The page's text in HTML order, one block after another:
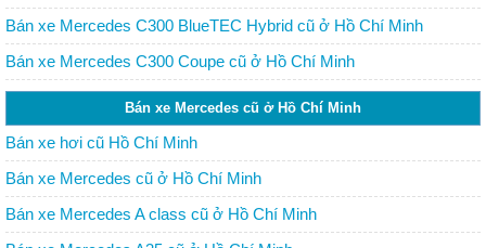
Chí Minh
Bán xe Mercedes C300 BlueTEC Hybrid cũ ở Hồ Chí Minh
Bán xe Mercedes C300 Coupe cũ ở Hồ Chí Minh
Bán xe Mercedes cũ ở Hồ Chí Minh
Bán xe hơi cũ Hồ Chí Minh
Bán xe Mercedes cũ ở Hồ Chí Minh
Bán xe Mercedes A class cũ ở Hồ Chí Minh